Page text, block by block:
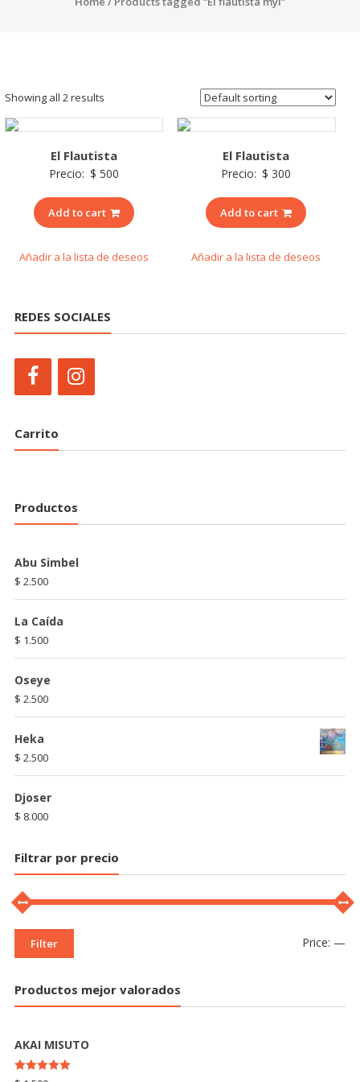
Showing all 2 results
El Flautista
Precio: $ 500
Add to cart
Añadir a la lista de deseos
El Flautista
Precio: $ 300
Add to cart
Añadir a la lista de deseos
REDES SOCIALES
Carrito
Productos
Abu Simbel
$ 2.500
La Caída
$ 1.500
Oseye
$ 2.500
Heka
$ 2.500
Djoser
$ 8.000
Filtrar por precio
Filter Price: —
Productos mejor valorados
AKAI MISUTO